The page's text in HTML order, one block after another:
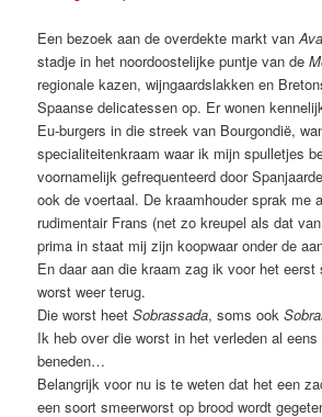
Een bezoek aan de overdekte markt van
stadje in het noordoostelijke puntje van de
regionale kazen, wijngaardslakken en
Spaanse delicatessen op. Er wonen
Eu-burgers in die streek van Bourgondië,
specialiteitenkraam waar ik mijn spulletjes
voornamelijk gefrequenteerd door
ook de voertaal. De kraamhouder sprak me
rudimentair Frans (net zo kreupel als dat
prima in staat mij zijn koopwaar onder de
En daar aan die kraam zag ik voor het eerst
worst weer terug.
Die worst heetSobrassada, soms ook
Ik heb over die worst in het verleden al
beneden…
Belangrijk voor nu is te weten dat het een
een soort smeerworst op brood wordt